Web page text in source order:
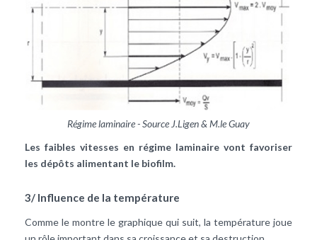
Régime laminaire - Source J.Ligen & M.le Guay
Les faibles vitesses en régime laminaire vont favoriser
les dépôts alimentant le biofilm.
3/ Influence de la température
Comme le montre le graphique qui suit, la température joue